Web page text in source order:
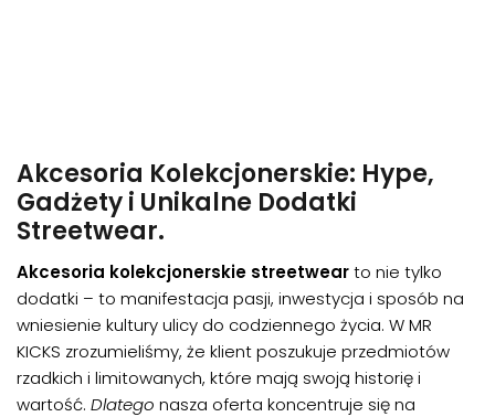
Akcesoria Kolekcjonerskie: Hype,
Gadżety i Unikalne Dodatki
Streetwear.
Akcesoria kolekcjonerskie streetwearto nie tylko
dodatki – to manifestacja pasji, inwestycja i sposób na
wniesienie kultury ulicy do codziennego życia. W MR
KICKS zrozumieliśmy, że klient poszukuje przedmiotów
rzadkich i limitowanych, które mają swoją historię i
wartość. Dlatego nasza oferta koncentruje się na